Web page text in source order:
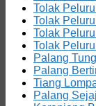
Tolak
Tolak
Tolak
Tolak
Palang
Palang
Tiang
Palang